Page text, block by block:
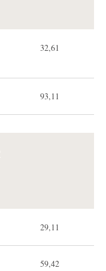
32,61
93,11
29,11
59,42